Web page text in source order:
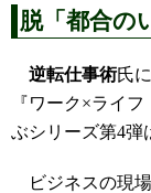
脱「都合の
逆転仕事術氏
『ワーク×ライ
ぶシリーズ第4弾
ビジネスの現